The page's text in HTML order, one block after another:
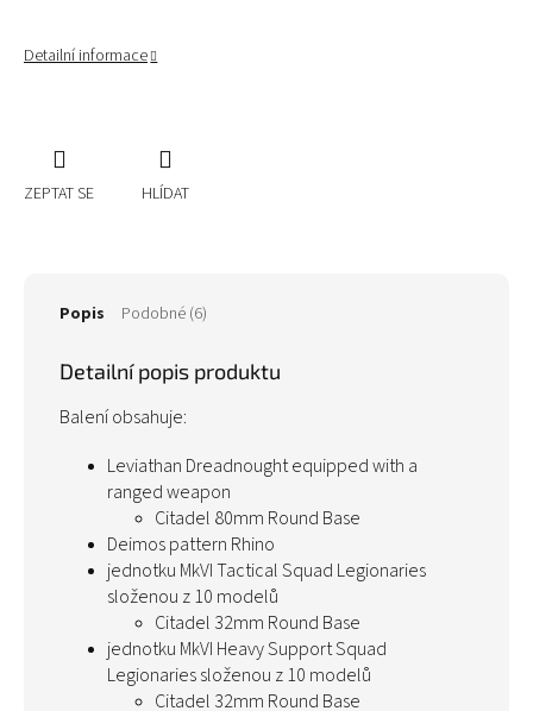
Detailní informace
ZEPTAT SE HLÍDAT
Popis Podobné (6)
Detailní popis produktu
Balení obsahuje:
Leviathan Dreadnought equipped with a
ranged weapon
Citadel 80mm Round Base
Deimos pattern Rhino
jednotku MkVI Tactical Squad Legionaries
složenou z 10 modelů
Citadel 32mm Round Base
jednotku MkVI Heavy Support Squad
Legionaries složenou z 10 modelů
Citadel 32mm Round Base